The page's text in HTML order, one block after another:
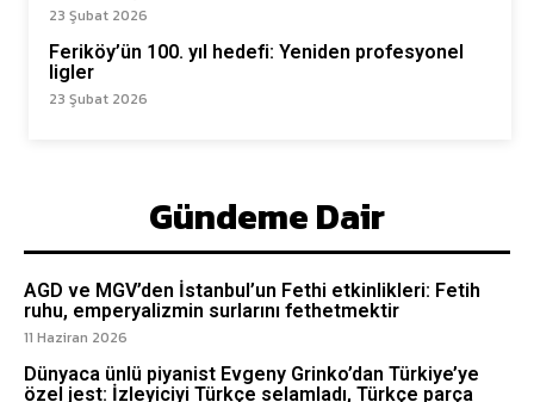
23 Şubat 2026
Feriköy’ün 100. yıl hedefi: Yeniden profesyonel
ligler
23 Şubat 2026
Gündeme Dair
AGD ve MGV’den İstanbul’un Fethi etkinlikleri: Fetih
ruhu, emperyalizmin surlarını fethetmektir
11 Haziran 2026
Dünyaca ünlü piyanist Evgeny Grinko’dan Türkiye’ye
özel jest: İzleyiciyi Türkçe selamladı, Türkçe parça